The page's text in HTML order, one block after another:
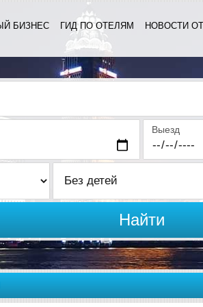
БИЗНЕС ГИД ПО ОТЕЛЯМ
НОВОСТИ
Выезд
Найти